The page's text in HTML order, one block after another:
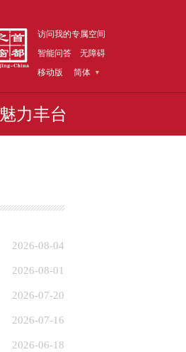
访问我的专属空间
智能问答
无障碍
移动版
简体
魅力丰台
2026-08-04
2026-08-01
2026-07-20
2026-07-16
2026-06-18